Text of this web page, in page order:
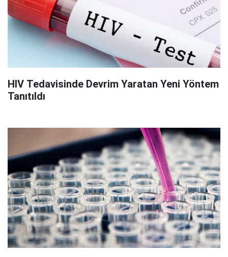
HIV Tedavisinde Devrim Yaratan Yeni Yöntem
Tanıtıldı